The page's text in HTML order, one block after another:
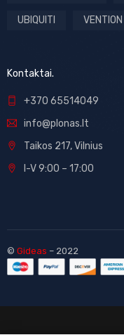
UBIQUITI VENTION
Kontaktai.
+370 65514049
info@plonas.lt
Taikos 217, Vilnius
I-V 9:00 – 17:00
© Gideas – 2022